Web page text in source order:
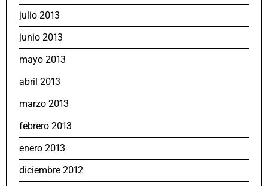
julio 2013
junio 2013
mayo 2013
abril 2013
marzo 2013
febrero 2013
enero 2013
diciembre 2012